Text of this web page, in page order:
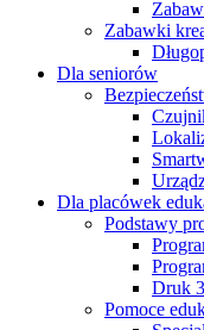
Zabawki
Dla seniorów
Dla placówek
Podstawy
Druk
Pomoce